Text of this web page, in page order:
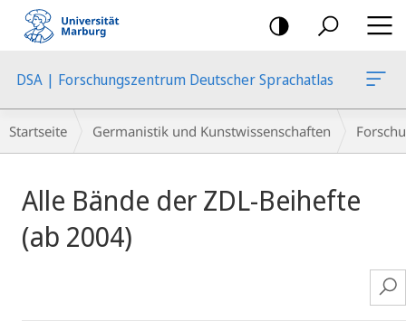
Mobile-
Navigation
DSA | Forschungszentrum Deutscher Sprachatlas
Breadcrumb-
Navigation
Startseite Germanistik und Kunstwissenschaften
Alle Bände der ZDL-Beihefte
(ab 2004)